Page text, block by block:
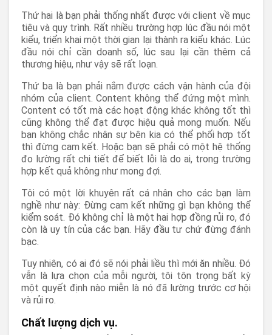
Thứ hai là bạn phải thống nhất được với client về mục
tiêu và quy trình. Rất nhiều trường hợp lúc đầu nói một
kiểu, triển khai một thời gian lại thành ra kiểu khác. Lúc
đầu nói chỉ cần doanh số, lúc sau lại cần thêm cả
thương hiệu, như vậy sẽ rất loạn.
Thứ ba là bạn phải nắm được cách vận hành của đội
nhóm của client. Content không thể đứng một mình.
Content có tốt mà các hoạt động khác không tốt thì
cũng không thể đạt được hiệu quả mong muốn. Nếu
bạn không chắc nhân sự bên kia có thể phối hợp tốt
thì đừng cam kết. Hoặc bạn sẽ phải có một hệ thống
đo lường rất chi tiết để biết lỗi là do ai, trong trường
hợp kết quả không như mong đợi.
Tôi có một lời khuyên rất cá nhân cho các bạn làm
nghề như này: Đừng cam kết những gì bạn không thể
kiểm soát. Đó không chỉ là một hai hợp đồng rủi ro, đó
còn là uy tín của các bạn. Hãy đầu tư chứ đừng đánh
bạc.
Tuy nhiên, có ai đó sẽ nói phải liều thì mới ăn nhiều. Đó
vẫn là lựa chọn của mỗi người, tôi tôn trọng bất kỳ
một quyết định nào miễn là nó đã lường trước cơ hội
và rủi ro.
Chất lượng dịch vụ.